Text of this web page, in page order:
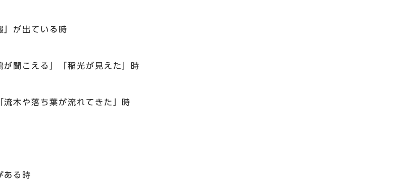
」が出ている時
が聞こえる」「稲光が見えた」時
流木や落ち葉が流れてきた」時
ある時